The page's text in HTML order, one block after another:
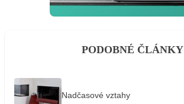
PODOBNÉ ČLÁNKY
Nadčasové vztahy